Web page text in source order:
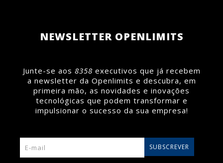
NEWSLETTER OPENLIMITS
Junte-se aos 8358 executivos que já recebem
a newsletter da Openlimits e descubra, em
primeira mão, as novidades e inovações
tecnológicas que podem transformar e
impulsionar o sucesso da sua empresa!
SUBSCREVER